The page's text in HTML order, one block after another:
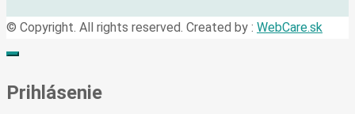
© Copyright. All rights reserved. Created by : WebCare.sk
Prihlásenie